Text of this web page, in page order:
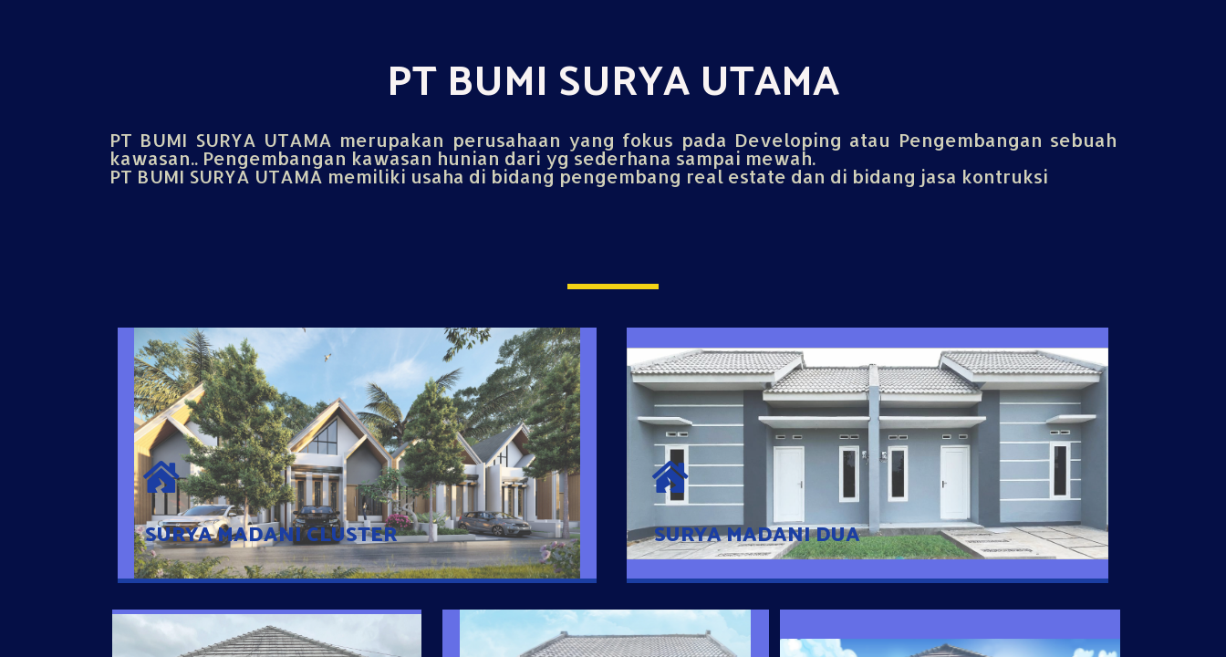
PT BUMI SURYA UTAMA
PT BUMI SURYA UTAMA merupakan perusahaan yang fokus pada Developing atau Pengembangan sebuah
kawasan.. Pengembangan kawasan hunian dari yg sederhana sampai mewah.
PT BUMI SURYA UTAMA memiliki usaha di bidang pengembang real estate dan di bidang jasa kontruksi
SURYA MADANI CLUSTER
SURYA MADANI CLUSTER
Desain Modern Minimalis dengan Konsep Rumah Pintar
Sehingga Memudahkan Penghuni mengakses rumahnya dengan
Ponsel
SURYA MADANI DUA
SURYA MADANI DUA
Satu-satunya Hunian nyaman dengan harga subsidi hanya 100
jutaan dengan lokasi strategis di Tuban